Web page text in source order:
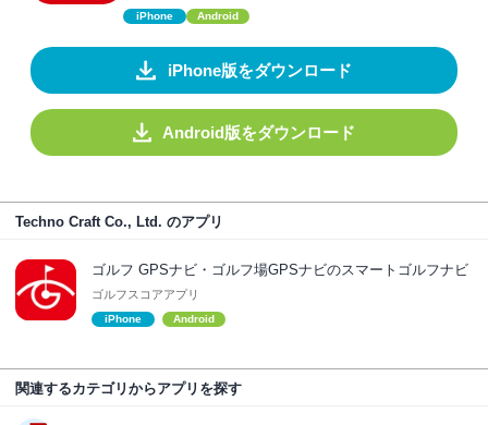
iPhone Android
iPhone版をダウンロード
Android版をダウンロード
Techno Craft Co., Ltd. のアプリ
ゴルフ GPSナビ・ゴルフ場GPSナビのスマートゴルフナビ
ゴルフスコアアプリ
iPhone Android
関連するカテゴリからアプリを探す